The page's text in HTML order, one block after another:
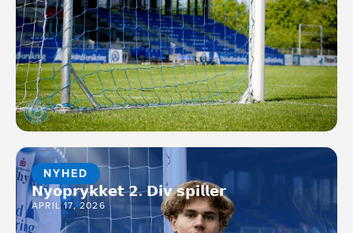
NYHED
𝗡𝘆𝗼𝗽𝗿𝘆𝗸𝗸𝗲𝘁 𝟮. 𝗗𝗶𝘃 𝘀𝗽𝗶𝗹𝗹𝗲𝗿
APRIL 17, 2026